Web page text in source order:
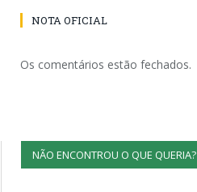
NOTA OFICIAL
Os comentários estão fechados.
NÃO ENCONTROU O QUE QUERIA?